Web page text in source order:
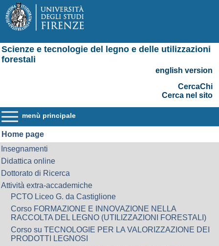
Scienze e tecnologie del legno e delle utilizzazioni
forestali
english version
CercaChi
Cerca nel sito
menù principale
Home page
Insegnamenti
Didattica online
Dottorato di Ricerca
Attività extra-accademiche
PCTO Liceo G. da Castiglione
Corso FORMAZIONE E INNOVAZIONE NELLA
RACCOLTA DEL LEGNO (UTILIZZAZIONI FORESTALI)
Corso su TECNOLOGIE PER LA VALORIZZAZIONE DEI
PRODOTTI LEGNOSI